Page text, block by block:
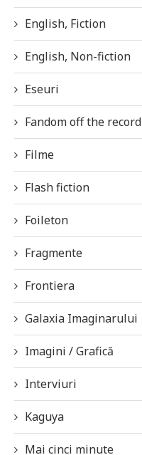
English, Fiction
English, Non-fiction
Eseuri
Fandom off the record
Filme
Flash fiction
Foileton
Fragmente
Frontiera
Galaxia Imaginarului
Imagini / Grafică
Interviuri
Kaguya
Mai cinci minute